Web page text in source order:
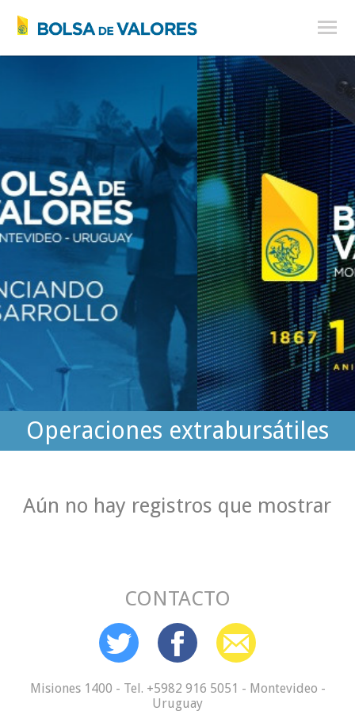
Operaciones extrabursátiles
Aún no hay registros que mostrar
CONTACTO
Misiones 1400 - Tel. +5982 916 5051 - Montevideo -
Uruguay